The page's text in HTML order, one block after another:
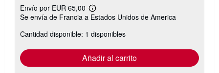
Envío por EUR 65,00
Más
información
las
tarifas
envío
Se envía de Francia a Estados Unidos de America
Cantidad disponible: 1 disponibles
Añadir al carrito